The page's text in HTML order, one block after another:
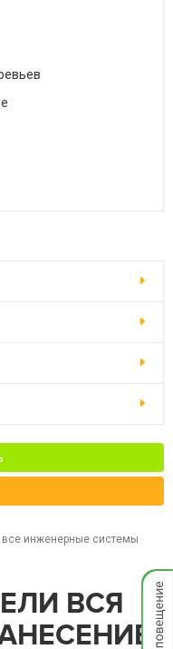
все инженерные системы
ВСЯ